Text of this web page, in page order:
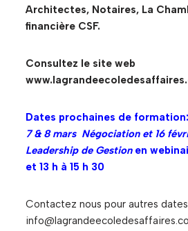
Architectes, Notaires, La
financière CSF.
Consultez le site web
Dates prochaines de
7 & 8 mars Négociation et 16
Leadership de Gestion en
et 13 h à 15 h 30
Contactez nous pour autres dates